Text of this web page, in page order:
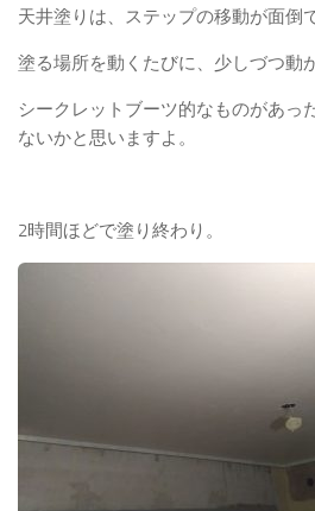
天井塗りは、ステップの移動が面倒
塗る場所を動くたびに、少しづつ動
シークレットブーツ的なものがあっ
ないかと思いますよ。
2時間ほどで塗り終わり。